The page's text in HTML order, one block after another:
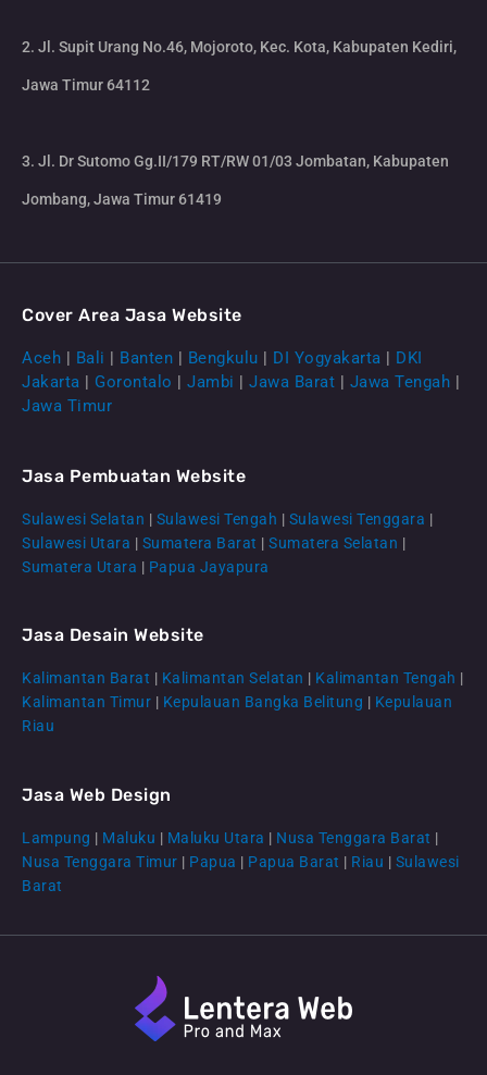
CS Lenteraweb
2. Jl. Supit Urang No.46, Mojoroto, Kec. Kota, Kabupaten Kediri,
Jawa Timur 64112
3. Jl. Dr Sutomo Gg.II/179 RT/RW 01/03 Jombatan, Kabupaten
Jombang, Jawa Timur 61419
Cover Area Jasa Website
Aceh | Bali | Banten | Bengkulu | DI Yogyakarta | DKI
Jakarta | Gorontalo | Jambi | Jawa Barat | Jawa Tengah |
Jawa Timur
Jasa Pembuatan Website
Sulawesi Selatan | Sulawesi Tengah | Sulawesi Tenggara |
Sulawesi Utara | Sumatera Barat | Sumatera Selatan |
Sumatera Utara | Papua Jayapura
Jasa Desain Website
Kalimantan Barat | Kalimantan Selatan | Kalimantan Tengah |
Kalimantan Timur | Kepulauan Bangka Belitung | Kepulauan
Riau
Jasa Web Design
Lampung | Maluku | Maluku Utara | Nusa Tenggara Barat |
Nusa Tenggara Timur | Papua | Papua Barat | Riau | Sulawesi
Barat